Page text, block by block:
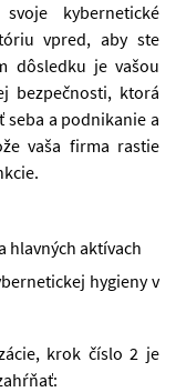
kybernetické
vpred, aby ste
dôsledku je vašou
bezpečnosti, ktorá
seba a podnikanie a
vaša firma rastie
hlavných aktívach
hygieny v
krok číslo 2 je